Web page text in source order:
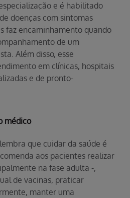
e é habilitado
doenças com sintomas
faz encaminhamento quando
de um
Além disso, esse
em clínicas, hospitais
e de pronto-
médico
que cuidar da saúde é
aos pacientes realizar
na fase adulta -,
de vacinas, praticar
manter uma